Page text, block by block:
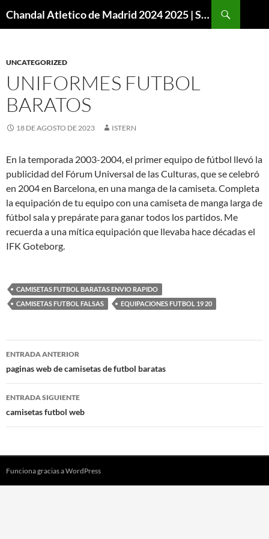
Chandal Atletico de Madrid 2024 2025 | SuperVigo
UNCATEGORIZED
UNIFORMES FUTBOL
BARATOS
18 DE AGOSTO DE 2023 ISTERN
En la temporada 2003-2004, el primer equipo de fútbol llevó la
publicidad del Fórum Universal de las Culturas, que se celebró
en 2004 en Barcelona, en una manga de la camiseta. Completa
la equipación de tu equipo con una camiseta de manga larga de
fútbol sala y prepárate para ganar todos los partidos. Me
recuerda a una mítica equipación que llevaba hace décadas el
IFK Goteborg.
CAMISETAS FUTBOL BARATAS ENVIO RAPIDO
CAMISETAS FUTBOL FALSAS
EQUIPACIONES FUTBOL 19 20
Navegación
de
entradas
ENTRADA ANTERIOR
paginas web de camisetas de futbol baratas
ENTRADA SIGUIENTE
camisetas futbol web
Funciona gracias a WordPress